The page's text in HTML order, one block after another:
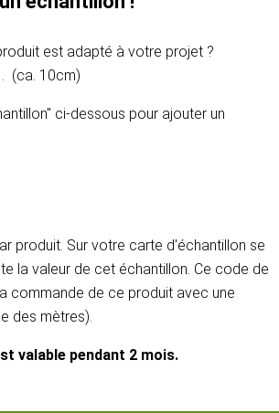
est adapté à votre projet ?
(ca. 10cm)
ci-dessous pour ajouter un
produit. Sur votre carte d'échantillon se
la valeur de cet échantillon. Ce code de
commande de ce produit avec une
des mètres).
valable pendant 2 mois.